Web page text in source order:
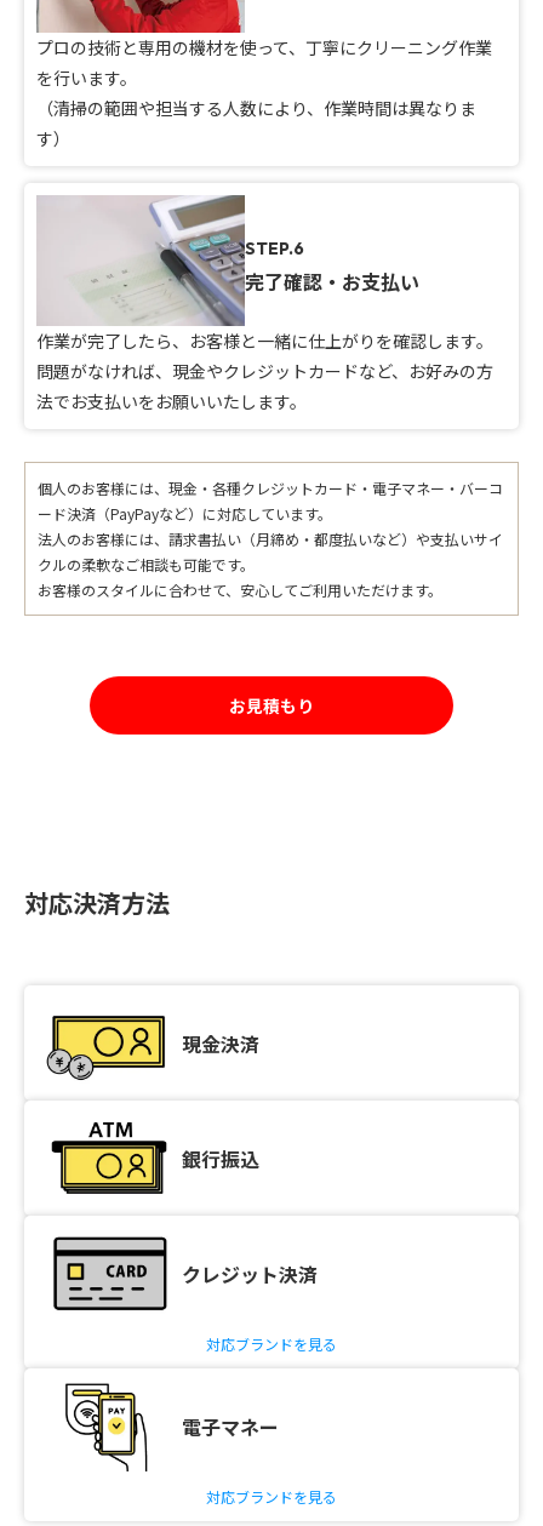
プロの技術と専用の機材を使って、丁寧にクリーニング作業
を行います。
（清掃の範囲や担当する人数により、作業時間は異なりま
す）
STEP.6
完了確認・お支払い
作業が完了したら、お客様と一緒に仕上がりを確認します。
問題がなければ、現金やクレジットカードなど、お好みの方
法でお支払いをお願いいたします。
個人のお客様には、現金・各種クレジットカード・電子マネー・バーコ
ード決済（PayPayなど）に対応しています。
法人のお客様には、請求書払い（月締め・都度払いなど）や支払いサイ
クルの柔軟なご相談も可能です。
お客様のスタイルに合わせて、安心してご利用いただけます。
お見積もり
対応決済方法
現金決済
銀行振込
クレジット決済
対応ブランドを見る
電子マネー
対応ブランドを見る